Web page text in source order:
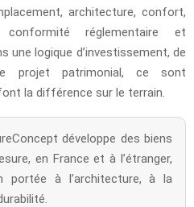
architecture, confort,
conformité réglementaire et
une logique d’investissement, de
projet patrimonial, ce sont
la différence sur le terrain.
développe des biens
en France et à l’étranger,
à l’architecture, à la